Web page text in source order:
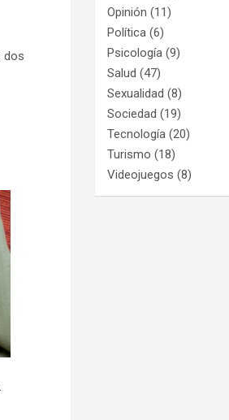
dos
Opinión (11)
Política (6)
Psicología (9)
Salud (47)
Sexualidad (8)
Sociedad (19)
Tecnología (20)
Turismo (18)
Videojuegos (8)